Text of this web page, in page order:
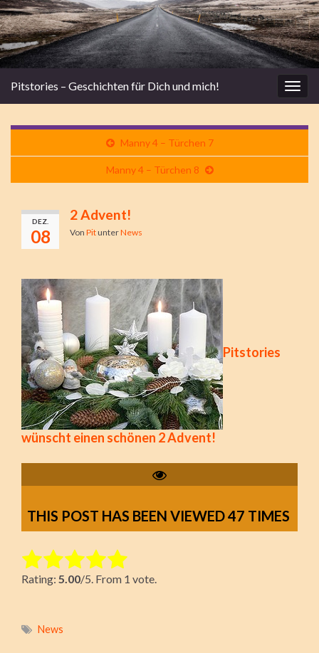
Pitstories – Geschichten für Dich und mich!
Manny 4 – Türchen 7
Manny 4 – Türchen 8
DEZ.
08
2 Advent!
Von PitunterNews
Pitstories
wünscht einen schönen 2 Advent!
THIS POST HAS BEEN VIEWED47 TIMES
Rate this item:
Submit Rating
Rating: 5.00/5. From 1 vote.
News